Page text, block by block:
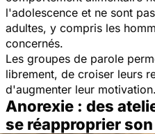
l'adolescence et ne sont
adultes, y compris les
concernés.
Les groupes de parole
librement, de croiser leurs
d'augmenter leur motivation.
Anorexie : des
se réapproprier